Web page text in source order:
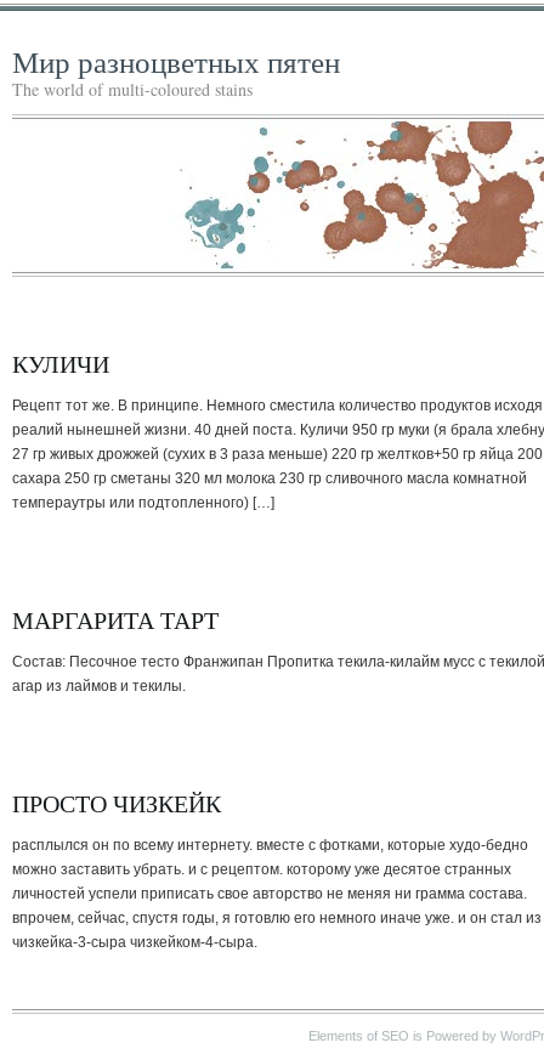
Мир разноцветных пятен
The world of multi-coloured stains
КУЛИЧИ
Рецепт тот же. В принципе. Немного сместила количество продуктов
реалий нынешней жизни. 40 дней поста. Куличи 950 гр муки (я брала
27 гр живых дрожжей (сухих в 3 раза меньше) 220 гр желтков+50 гр яйца 200
сахара 250 гр сметаны 320 мл молока 230 гр сливочного масла комнатной
темпераутры или подтопленного) […]
МАРГАРИТА ТАРТ
Состав: Песочное тесто Франжипан Пропитка текила-килайм мусс с текилой
агар из лаймов и текилы.
ПРОСТО ЧИЗКЕЙК
расплылся он по всему интернету. вместе с фотками, которые худо-бедно
можно заставить убрать. и с рецептом. которому уже десятое странных
личностей успели приписать свое авторство не меняя ни грамма состава.
впрочем, сейчас, спустя годы, я готовлю его немного иначе уже. и он стал из
чизкейка-3-сыра чизкейком-4-сыра.
Elements of SEO is Powered by